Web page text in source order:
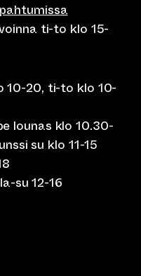
ti-to klo 15-
10-20, ti-to klo 10-
lounas klo 10.30-
su klo 11-15
su 12-16